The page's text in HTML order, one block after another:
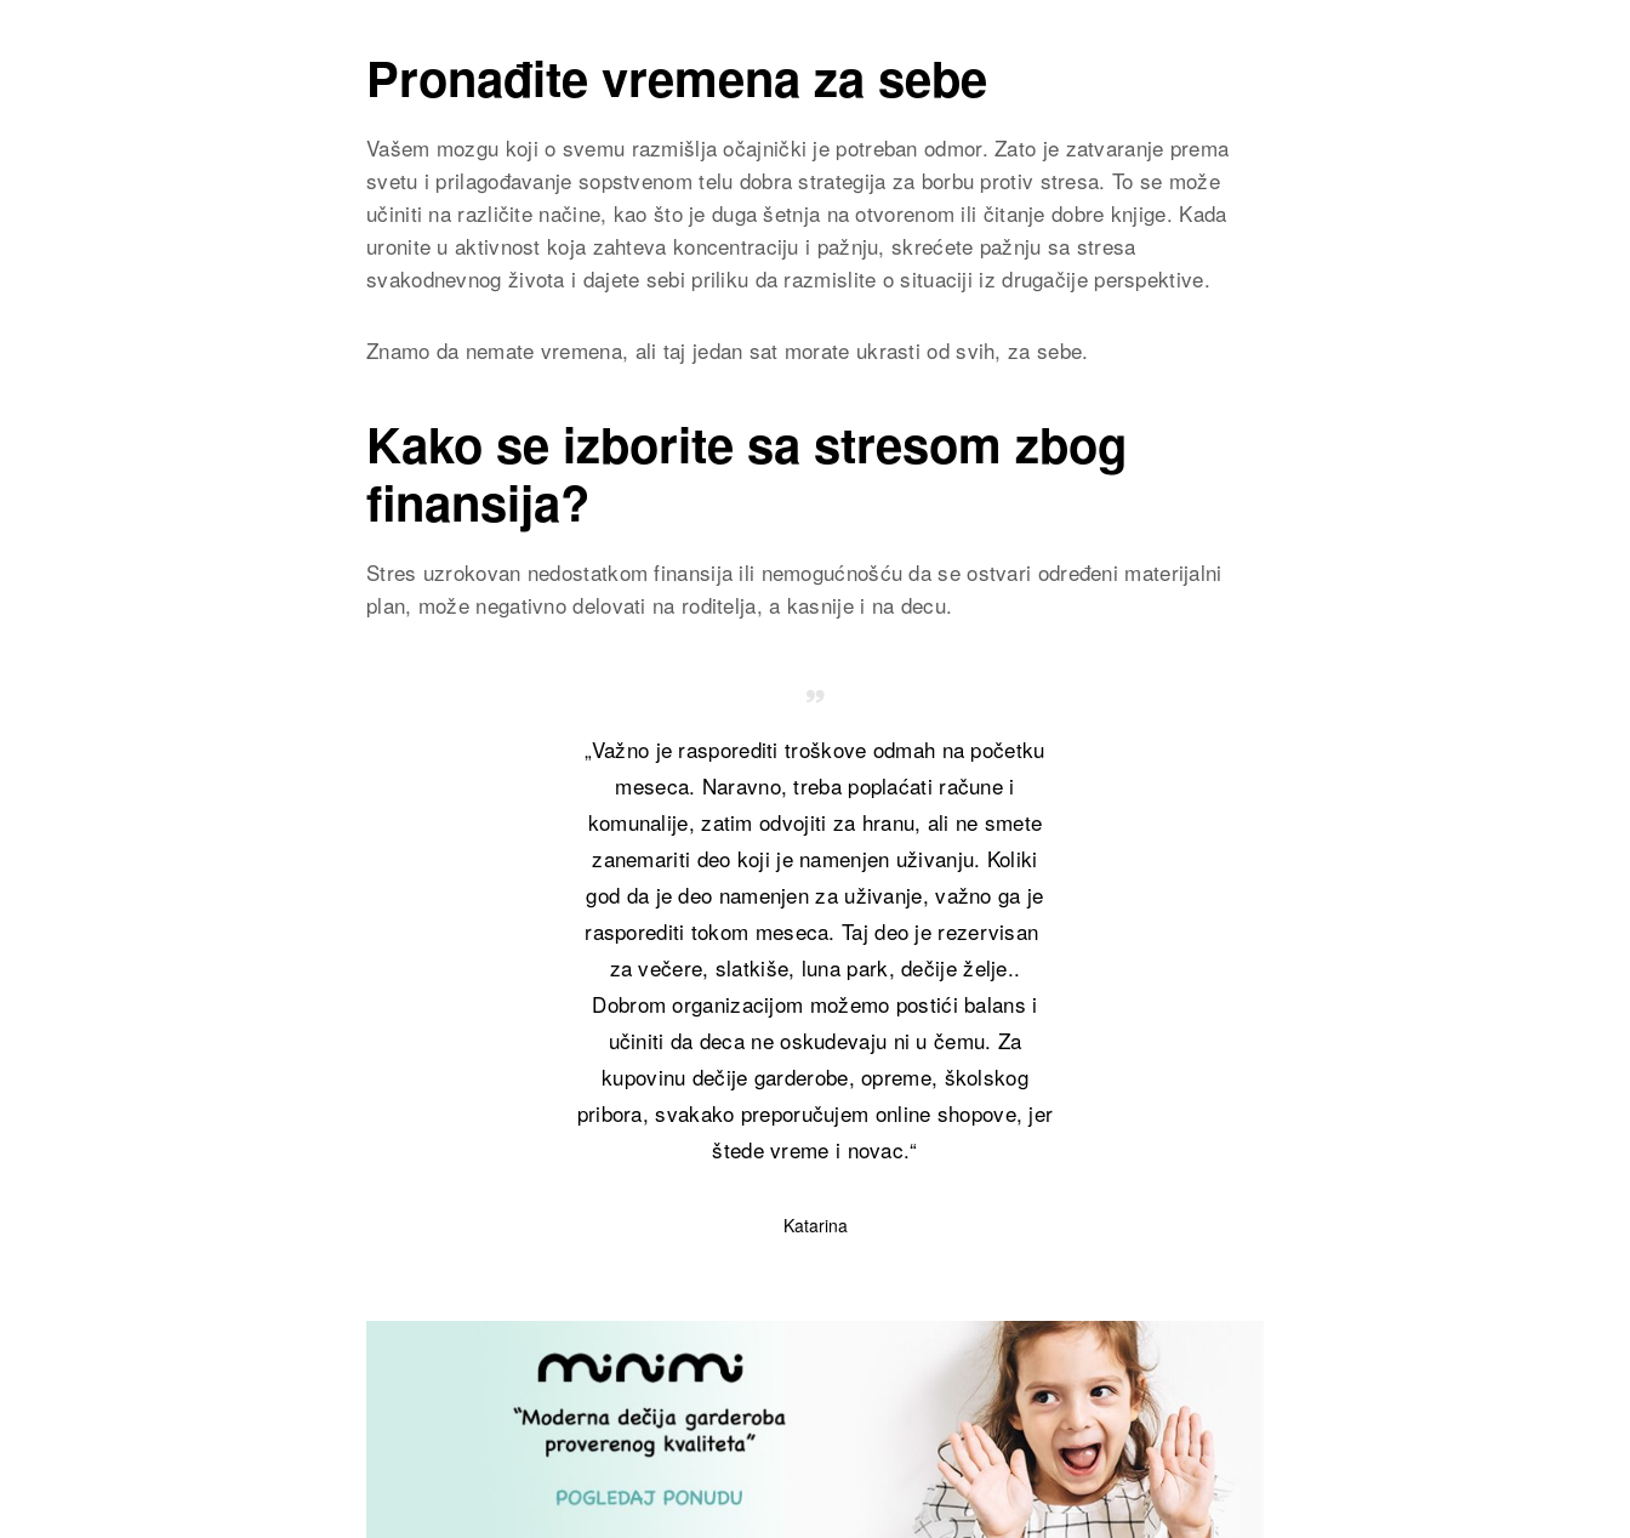
Pronađite vremena za sebe
Vašem mozgu koji o svemu razmišlja očajnički je potreban odmor. Zato je zatvaranje prema
svetu i prilagođavanje sopstvenom telu dobra strategija za borbu protiv stresa. To se može
učiniti na različite načine, kao što je duga šetnja na otvorenom ili čitanje dobre knjige. Kada
uronite u aktivnost koja zahteva koncentraciju i pažnju, skrećete pažnju sa stresa
svakodnevnog života i dajete sebi priliku da razmislite o situaciji iz drugačije perspektive.
Znamo da nemate vremena, ali taj jedan sat morate ukrasti od svih, za sebe.
Kako se izborite sa stresom zbog
finansija?
Stres uzrokovan nedostatkom finansija ili nemogućnošću da se ostvari određeni materijalni
plan, može negativno delovati na roditelja, a kasnije i na decu.
„Važno je rasporediti troškove odmah na početku
meseca. Naravno, treba poplaćati račune i
komunalije, zatim odvojiti za hranu, ali ne smete
zanemariti deo koji je namenjen uživanju. Koliki
god da je deo namenjen za uživanje, važno ga je
rasporediti tokom meseca. Taj deo je rezervisan
za večere, slatkiše, luna park, dečije želje..
Dobrom organizacijom možemo postići balans i
učiniti da deca ne oskudevaju ni u čemu. Za
kupovinu dečije garderobe, opreme, školskog
pribora, svakako preporučujem online shopove, jer
štede vreme i novac.“
Katarina